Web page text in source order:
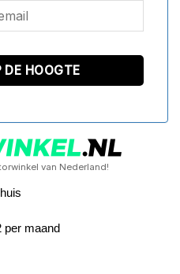
van Nederland!
per maand